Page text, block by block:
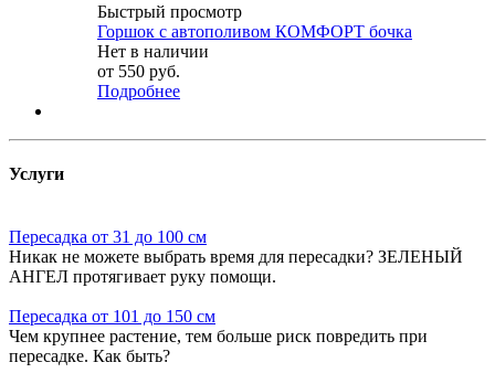
Быстрый просмотр
Горшок с автополивом КОМФОРТ бочка
Нет в наличии
от 550 руб.
Подробнее
Услуги
Пересадка от 31 до 100 см
Никак не можете выбрать время для пересадки? ЗЕЛЕНЫЙ
АНГЕЛ протягивает руку помощи.
Пересадка от 101 до 150 см
Чем крупнее растение, тем больше риск повредить при
пересадке. Как быть?